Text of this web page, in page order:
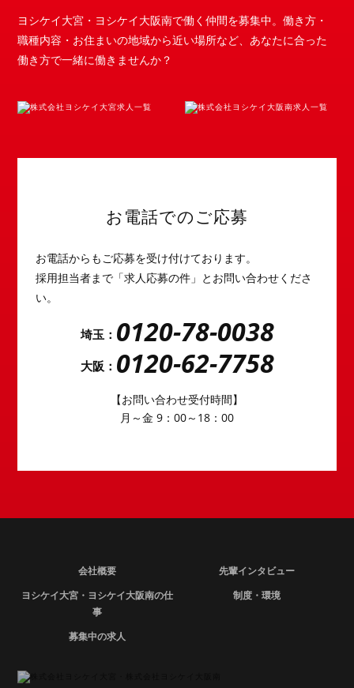
ヨシケイ大宮・ヨシケイ大阪南で働く仲間を募集中。働き方・
職種内容・お住まいの地域から近い場所など、あなたに合った
働き方で一緒に働きませんか？
お電話でのご応募
お電話からもご応募を受け付けております。
採用担当者まで「求人応募の件」とお問い合わせくださ
い。
埼玉： 0120-78-0038
大阪： 0120-62-7758
【お問い合わせ受付時間】
月～金 9：00～18：00
会社概要
先輩インタビュー
ヨシケイ大宮・ヨシケイ大阪南の仕
事
制度・環境
募集中の求人